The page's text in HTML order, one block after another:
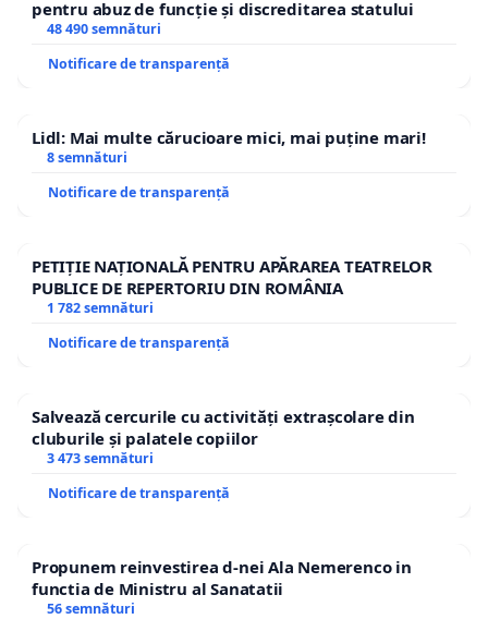
pentru abuz de funcție și discreditarea statului
48 490 semnături
Notificare de transparență
Lidl: Mai multe cărucioare mici, mai puține mari!
8 semnături
Notificare de transparență
PETIȚIE NAȚIONALĂ PENTRU APĂRAREA TEATRELOR
PUBLICE DE REPERTORIU DIN ROMÂNIA
1 782 semnături
Notificare de transparență
Salvează cercurile cu activități extrașcolare din
cluburile și palatele copiilor
3 473 semnături
Notificare de transparență
Propunem reinvestirea d-nei Ala Nemerenco in
functia de Ministru al Sanatatii
56 semnături